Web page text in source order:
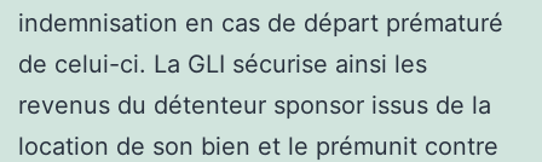
indemnisation en cas de départ prématuré
de celui-ci. La GLI sécurise ainsi les
revenus du détenteur sponsor issus de la
location de son bien et le prémunit contre